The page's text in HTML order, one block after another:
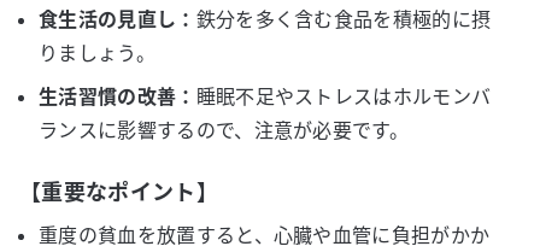
食生活の見直し： 鉄分を多く含む食品を積極的に摂
りましょう。
生活習慣の改善： 睡眠不足やストレスはホルモンバ
ランスに影響するので、注意が必要です。
【重要なポイント】
重度の貧血を放置すると、心臓や血管に負担がかか